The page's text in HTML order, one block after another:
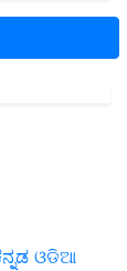
ଓଡିଆ